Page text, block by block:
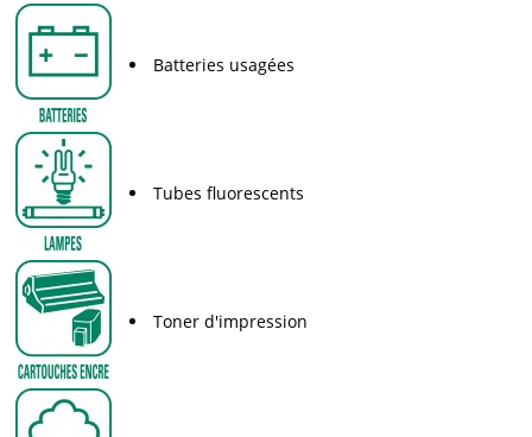
Batteries usagées
Tubes fluorescents
Toner d'impression